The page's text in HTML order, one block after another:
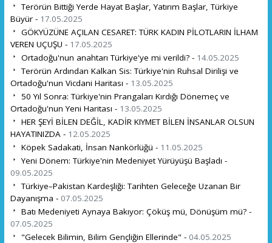
Terörün Bittiği Yerde Hayat Başlar, Yatırım Başlar, Türkiye
Büyür - 17.05.2025
GÖKYÜZÜNE AÇILAN CESARET: TÜRK KADIN PİLOTLARIN İLHAM
VEREN UÇUŞU - 17.05.2025
Ortadoğu'nun anahtarı Türkiye'ye mi verildi? - 14.05.2025
Terörün Ardından Kalkan Sis: Türkiye'nin Ruhsal Dirilişi ve
Ortadoğu'nun Vicdani Haritası - 13.05.2025
50 Yıl Sonra: Türkiye'nin Prangaları Kırdığı Dönemeç ve
Ortadoğu'nun Yeni Haritası - 13.05.2025
HER ŞEYİ BİLEN DEĞİL, KADİR KIYMET BİLEN İNSANLAR OLSUN
HAYATINIZDA - 12.05.2025
Köpek Sadakati, İnsan Nankörlüğü - 11.05.2025
Yeni Dönem: Türkiye'nin Medeniyet Yürüyüşü Başladı -
09.05.2025
Türkiye–Pakistan Kardeşliği: Tarihten Geleceğe Uzanan Bir
Dayanışma - 07.05.2025
Batı Medeniyeti Aynaya Bakıyor: Çöküş mü, Dönüşüm mü? -
07.05.2025
"Gelecek Bilimin, Bilim Gençliğin Ellerinde" - 04.05.2025